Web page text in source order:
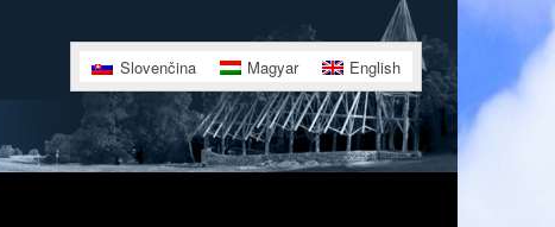
Slovenčina Magyar English